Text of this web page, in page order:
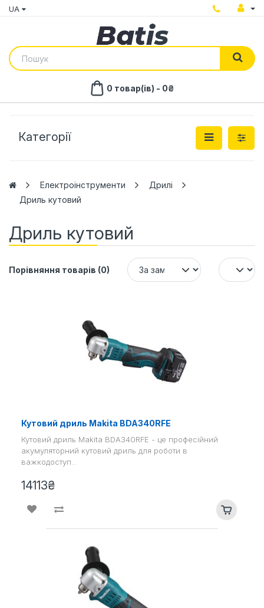
UA
0 товар(ів) - 0₴
Категорії
Електроінструменти
Дрилі
Дриль кутовий
Дриль кутовий
Порівняння товарів (0)
Кутовий дриль Makita BDA340RFE
Кутовий дриль Makita BDA340RFE - це професійний
акумуляторний кутовий дриль для роботи в
важкодоступ..
14113₴